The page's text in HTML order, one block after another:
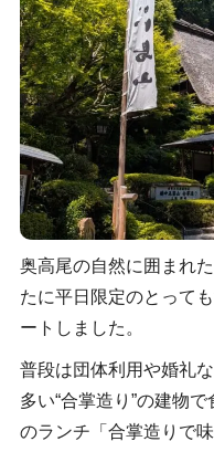
奥高尾の自然に囲まれ
たに平日限定のとって
ートしました。
普段は団体利用や婚礼
多い“合掌造り”の建物
のランチ「合掌造りで